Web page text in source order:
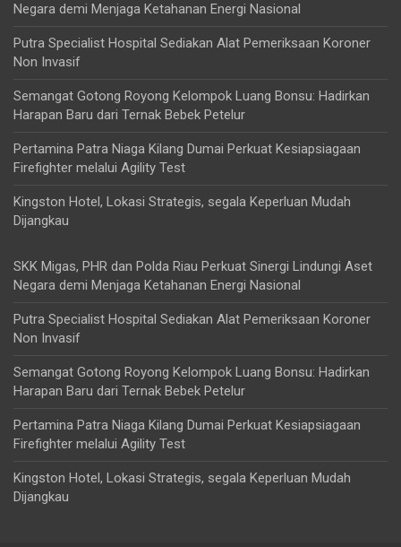
Negara demi Menjaga Ketahanan Energi Nasional
Putra Specialist Hospital Sediakan Alat Pemeriksaan Koroner
Non Invasif
Semangat Gotong Royong Kelompok Luang Bonsu: Hadirkan
Harapan Baru dari Ternak Bebek Petelur
Pertamina Patra Niaga Kilang Dumai Perkuat Kesiapsiagaan
Firefighter melalui Agility Test
Kingston Hotel, Lokasi Strategis, segala Keperluan Mudah
Dijangkau
SKK Migas, PHR dan Polda Riau Perkuat Sinergi Lindungi Aset
Negara demi Menjaga Ketahanan Energi Nasional
Putra Specialist Hospital Sediakan Alat Pemeriksaan Koroner
Non Invasif
Semangat Gotong Royong Kelompok Luang Bonsu: Hadirkan
Harapan Baru dari Ternak Bebek Petelur
Pertamina Patra Niaga Kilang Dumai Perkuat Kesiapsiagaan
Firefighter melalui Agility Test
Kingston Hotel, Lokasi Strategis, segala Keperluan Mudah
Dijangkau